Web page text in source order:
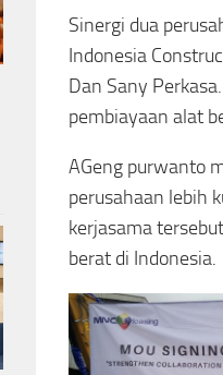
Sinergi dua
Indonesia
Dan Sany
pembiayaan alat
AGeng purwanto
perusahaan lebih
kerjasama
berat di Indonesia.